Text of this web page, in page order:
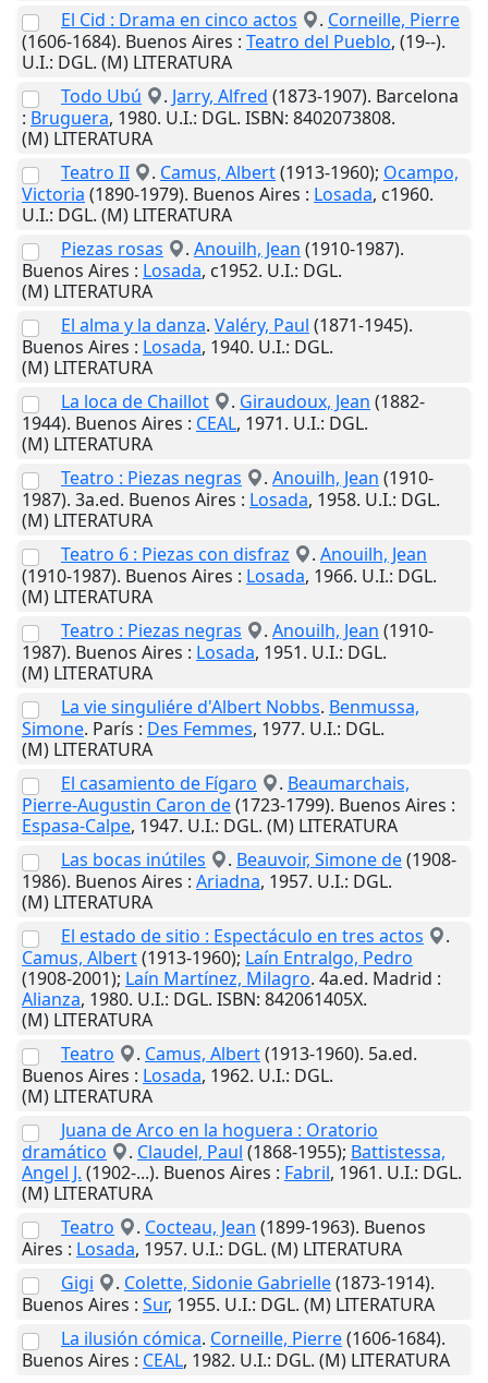
El Cid : Drama en cinco actos
. Corneille, Pierre
(1606-1684). Buenos Aires : Teatro del Pueblo, (19--).
U.I.: DGL. (M) LITERATURA
Todo Ubú
. Jarry, Alfred (1873-1907). Barcelona
: Bruguera, 1980. U.I.: DGL. ISBN: 8402073808.
(M) LITERATURA
Teatro II
. Camus, Albert(1913-1960); Ocampo,
Victoria (1890-1979). Buenos Aires : Losada, c1960.
U.I.: DGL. (M) LITERATURA
Piezas rosas
. Anouilh, Jean (1910-1987).
Buenos Aires : Losada, c1952. U.I.: DGL.
(M) LITERATURA
El alma y la danza. Valéry, Paul (1871-1945).
Buenos Aires : Losada, 1940. U.I.: DGL.
(M) LITERATURA
La loca de Chaillot
. Giraudoux, Jean (1882-
1944). Buenos Aires : CEAL, 1971. U.I.: DGL.
(M) LITERATURA
Teatro : Piezas negras
. Anouilh, Jean (1910-
1987). 3a.ed. Buenos Aires : Losada, 1958. U.I.: DGL.
(M) LITERATURA
Teatro 6 : Piezas con disfraz
. Anouilh, Jean
(1910-1987). Buenos Aires : Losada, 1966. U.I.: DGL.
(M) LITERATURA
Teatro : Piezas negras
. Anouilh, Jean (1910-
1987). Buenos Aires : Losada, 1951. U.I.: DGL.
(M) LITERATURA
La vie singuliére d'Albert Nobbs. Benmussa,
Simone. París : Des Femmes, 1977. U.I.: DGL.
(M) LITERATURA
El casamiento de Fígaro
. Beaumarchais,
Pierre-Augustin Caron de(1723-1799). Buenos Aires :
Espasa-Calpe, 1947. U.I.: DGL. (M) LITERATURA
Las bocas inútiles
. Beauvoir, Simone de(1908-
1986). Buenos Aires : Ariadna, 1957. U.I.: DGL.
(M) LITERATURA
El estado de sitio : Espectáculo en tres actos
.
Camus, Albert(1913-1960); Laín Entralgo, Pedro
(1908-2001); Laín Martínez, Milagro. 4a.ed. Madrid :
Alianza, 1980. U.I.: DGL. ISBN: 842061405X.
(M) LITERATURA
Teatro
. Camus, Albert(1913-1960). 5a.ed.
Buenos Aires : Losada, 1962. U.I.: DGL.
(M) LITERATURA
Juana de Arco en la hoguera : Oratorio
dramático
. Claudel, Paul (1868-1955); Battistessa,
Angel J. (1902-...). Buenos Aires : Fabril, 1961. U.I.: DGL.
(M) LITERATURA
Teatro
. Cocteau, Jean (1899-1963). Buenos
Aires : Losada, 1957. U.I.: DGL. (M) LITERATURA
Gigi
. Colette, Sidonie Gabrielle(1873-1914).
Buenos Aires : Sur, 1955. U.I.: DGL. (M) LITERATURA
La ilusión cómica. Corneille, Pierre(1606-1684).
Buenos Aires : CEAL, 1982. U.I.: DGL. (M) LITERATURA